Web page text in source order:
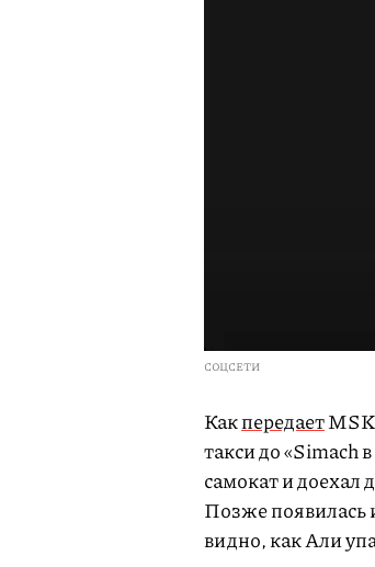
СОЦСЕТИ
Какпередает
такси до «Simach
самокат и доехал
Позже появилась
видно, как Али